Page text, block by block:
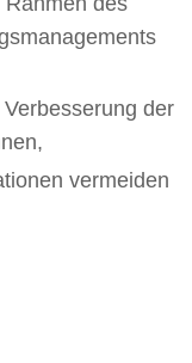
der
vermeiden